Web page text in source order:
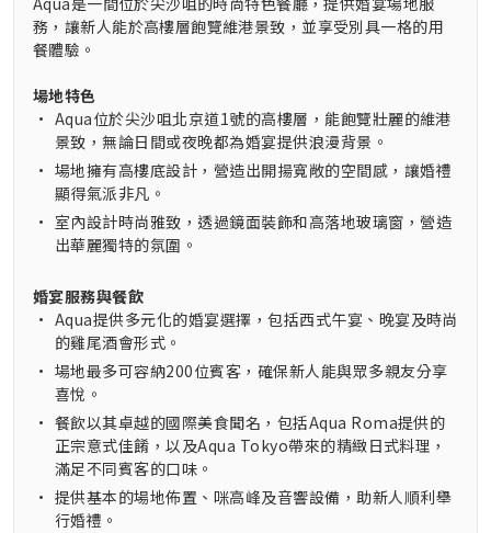
務，讓新人能於高樓層飽覽維港景致，並享受別具一格的用
餐體驗。
場地特色
• Aqua位於尖沙咀北京道1號的高樓層，能飽覽壯麗的維港
景致，無論日間或夜晚都為婚宴提供浪漫背景。
• 場地擁有高樓底設計，營造出開揚寬敞的空間感，讓婚禮
顯得氣派非凡。
• 室內設計時尚雅致，透過鏡面裝飾和高落地玻璃窗，營造
出華麗獨特的氛圍。
婚宴服務與餐飲
• Aqua提供多元化的婚宴選擇，包括西式午宴、晚宴及時尚
的雞尾酒會形式。
• 場地最多可容納200位賓客，確保新人能與眾多親友分享
喜悅。
• 餐飲以其卓越的國際美食聞名，包括Aqua Roma提供的
正宗意式佳餚，以及Aqua Tokyo帶來的精緻日式料理，
滿足不同賓客的口味。
• 提供基本的場地佈置、咪高峰及音響設備，助新人順利舉
行婚禮。